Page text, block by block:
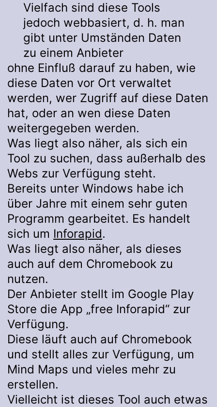
Vielfach sind diese Tools
jedoch webbasiert, d. h. man
gibt unter Umständen Daten
zu einem Anbieter
ohne Einfluß darauf zu haben, wie
diese Daten vor Ort verwaltet
werden, wer Zugriff auf diese Daten
hat, oder an wen diese Daten
weitergegeben werden.
Was liegt also näher, als sich ein
Tool zu suchen, dass außerhalb des
Webs zur Verfügung steht.
Bereits unter Windows habe ich
über Jahre mit einem sehr guten
Programm gearbeitet. Es handelt
sich um Inforapid.
Was liegt also näher, als dieses
auch auf dem Chromebook zu
nutzen.
Der Anbieter stellt im Google Play
Store die App „free Inforapid“ zur
Verfügung.
Diese läuft auch auf Chromebook
und stellt alles zur Verfügung, um
Mind Maps und vieles mehr zu
erstellen.
Vielleicht ist dieses Tool auch etwas